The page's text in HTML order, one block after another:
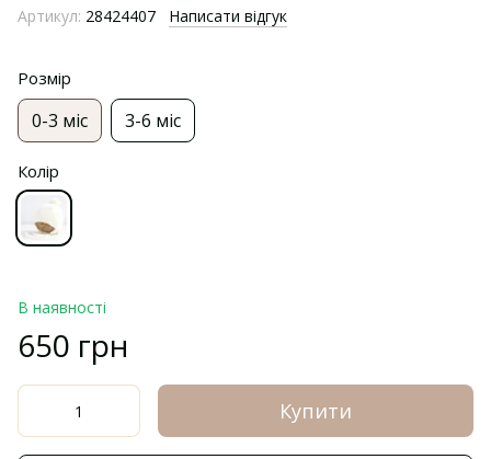
Артикул: 28424407 Написати відгук
Розмір
0-3 міс 3-6 міс
Колір
В наявності
650 грн
Купити